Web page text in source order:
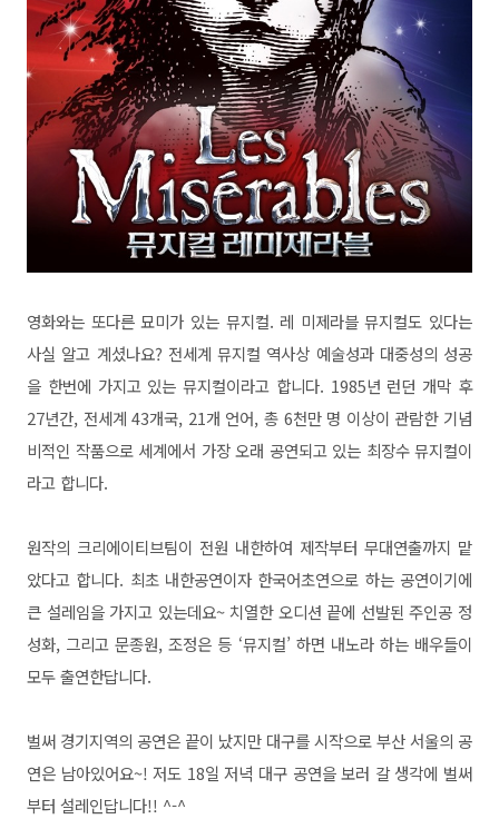
영화와는 또다른 묘미가 있는 뮤지컬. 레 미제라블 뮤지컬도 있다는
사실 알고 계셨나요? 전세계 뮤지컬 역사상 예술성과 대중성의 성공
을 한번에 가지고 있는 뮤지컬이라고 합니다. 1985년 런던 개막 후
27년간, 전세계 43개국, 21개 언어, 총 6천만 명 이상이 관람한 기념
비적인 작품으로 세계에서 가장 오래 공연되고 있는 최장수 뮤지컬이
라고 합니다.
원작의 크리에이티브팀이 전원 내한하여 제작부터 무대연출까지 맡
았다고 합니다. 최초 내한공연이자 한국어초연으로 하는 공연이기에
큰 설레임을 가지고 있는데요~ 치열한 오디션 끝에 선발된 주인공 정
성화, 그리고 문종원, 조정은 등 ‘뮤지컬’ 하면 내노라 하는 배우들이
모두 출연한답니다.
벌써 경기지역의 공연은 끝이 났지만 대구를 시작으로 부산 서울의 공
연은 남아있어요~! 저도 18일 저녁 대구 공연을 보러 갈 생각에 벌써
부터 설레인답니다!! ^-^